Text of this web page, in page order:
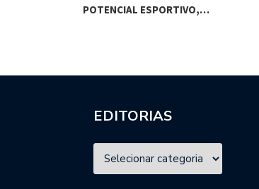
POTENCIAL ESPORTIVO,…
EDITORIAS